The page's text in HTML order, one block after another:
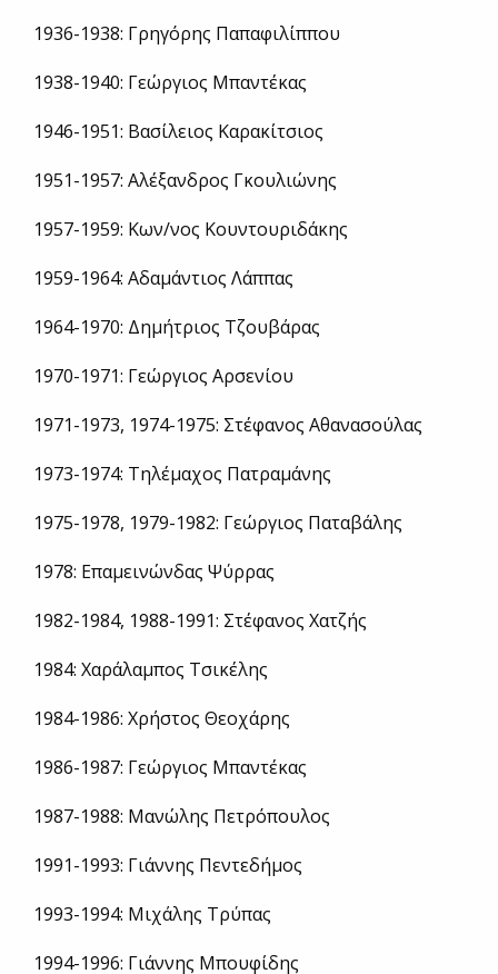
1936-1938: Γρηγόρης Παπαφιλίππου
1938-1940: Γεώργιος Μπαντέκας
1946-1951: Βασίλειος Καρακίτσιος
1951-1957: Αλέξανδρος Γκουλιώνης
1957-1959: Κων/νος Κουντουριδάκης
1959-1964: Αδαμάντιος Λάππας
1964-1970: Δημήτριος Τζουβάρας
1970-1971: Γεώργιος Αρσενίου
1971-1973, 1974-1975: Στέφανος Αθανασούλας
1973-1974: Τηλέμαχος Πατραμάνης
1975-1978, 1979-1982: Γεώργιος Παταβάλης
1978: Επαμεινώνδας Ψύρρας
1982-1984, 1988-1991: Στέφανος Χατζής
1984: Χαράλαμπος Τσικέλης
1984-1986: Χρήστος Θεοχάρης
1986-1987: Γεώργιος Μπαντέκας
1987-1988: Μανώλης Πετρόπουλος
1991-1993: Γιάννης Πεντεδήμος
1993-1994: Μιχάλης Τρύπας
1994-1996: Γιάννης Μπουφίδης